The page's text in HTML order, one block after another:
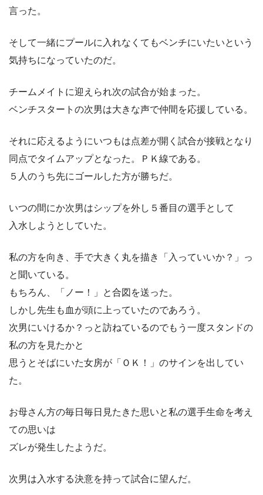
言った。
そして一緒にプールに入れなくてもベンチにいたいという
気持ちになっていたのだ。
チームメイトに迎えられ次の試合が始まった。
ベンチスタートの次男は大きな声で仲間を応援している。
それに応えるようにいつもは点差が開く試合が接戦となり
同点でタイムアップとなった。ＰＫ線である。
５人のうち先にゴールした方が勝ちだ。
いつの間にか次男はシップを外し５番目の選手として
入水しようとしていた。
私の方を向き、手で大きく丸を描き「入っていいか？」っ
と聞いている。
もちろん、「ノー！」と合図を送った。
しかし先生も血が頭に上っていたのであろう。
次男にいけるか？っと訪ねているのでもう一度スタンドの
私の方を見たかと
思うとそばにいた女房が「ＯＫ！」のサインを出してい
た。
お母さん方の毎日毎日見たきた思いと私の選手生命を考え
ての思いは
ズレが発生したようだ。
次男は入水する決意を持って試合に望んだ。